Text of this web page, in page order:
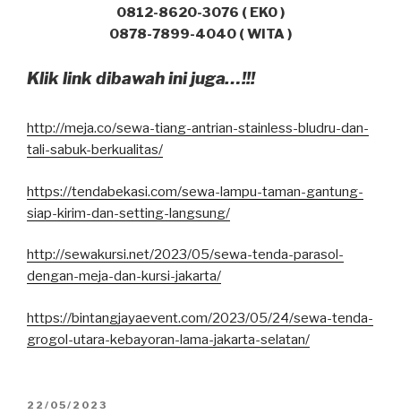
0812-8620-3076 ( EKO )
0878-7899-4040 ( WITA )
Klik link dibawah ini juga…!!!
http://meja.co/sewa-tiang-antrian-stainless-bludru-dan-
tali-sabuk-berkualitas/
https://tendabekasi.com/sewa-lampu-taman-gantung-
siap-kirim-dan-setting-langsung/
http://sewakursi.net/2023/05/sewa-tenda-parasol-
dengan-meja-dan-kursi-jakarta/
https://bintangjayaevent.com/2023/05/24/sewa-tenda-
grogol-utara-kebayoran-lama-jakarta-selatan/
DIPOSKAN
22/05/2023